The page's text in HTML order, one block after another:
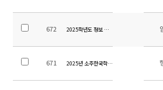
672 2025학년도 정보 시간강사 초빙 공고
671 2025년 소주한국학교 고등학생 통학용 차량